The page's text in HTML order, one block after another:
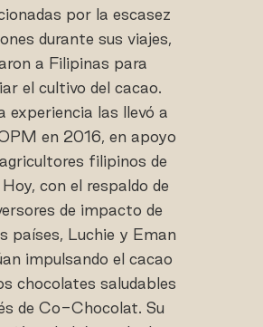
por la escasez
durante sus viajes,
a Filipinas para
el cultivo del cacao.
experiencia las llevó a
en 2016, en apoyo
filipinos de
con el respaldo de
de impacto de
países, Luchie y Eman
impulsando el cacao
chocolates saludables
de Co-Chocolat. Su